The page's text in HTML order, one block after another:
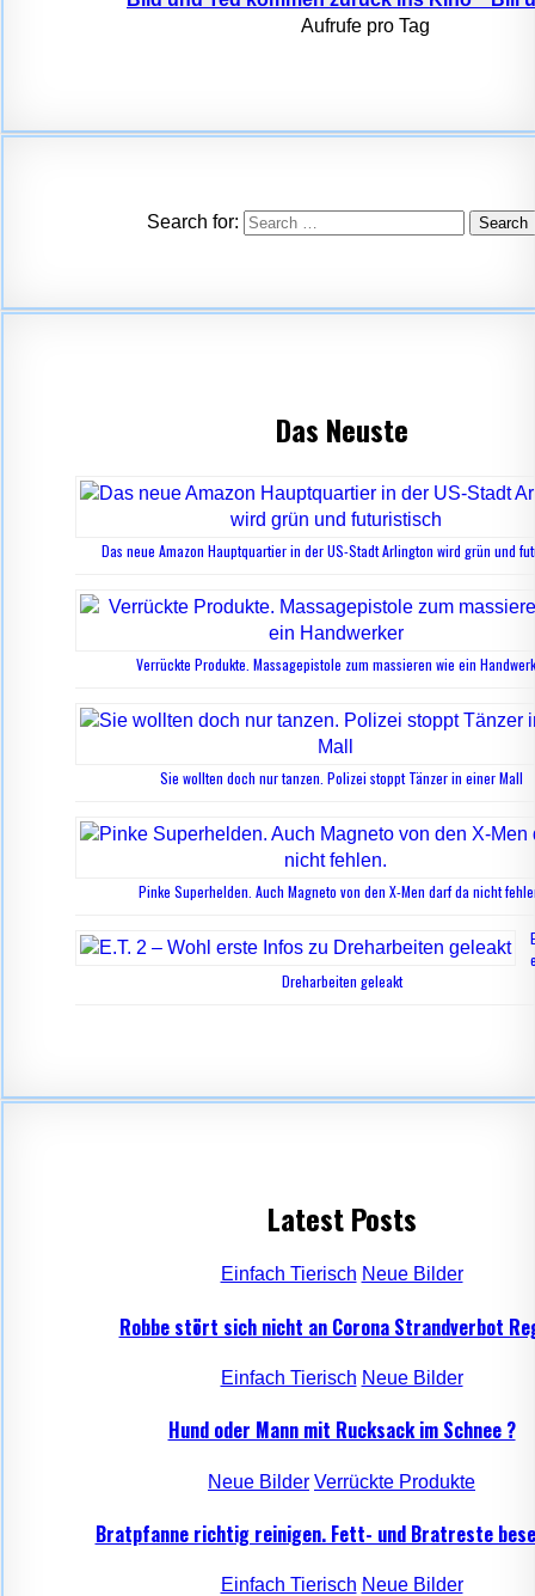
Aufrufe pro Tag
Search for:
Das Neuste
Das neue Amazon Hauptquartier in der US-Stadt Arlington wird grün und
Verrückte Produkte. Massagepistole zum massieren wie ein
Sie wollten doch nur tanzen. Polizei stoppt Tänzer in einer Mall
Pinke Superhelden. Auch Magneto von den X-Men darf da nicht
Dreharbeiten geleakt
Latest Posts
Einfach Tierisch Neue Bilder
Robbe stört sich nicht an Corona Strandverbot
Einfach Tierisch Neue Bilder
Hund oder Mann mit Rucksack im Schnee ?
Neue Bilder Verrückte Produkte
Bratpfanne richtig reinigen. Fett- und Bratreste
Einfach Tierisch Neue Bilder